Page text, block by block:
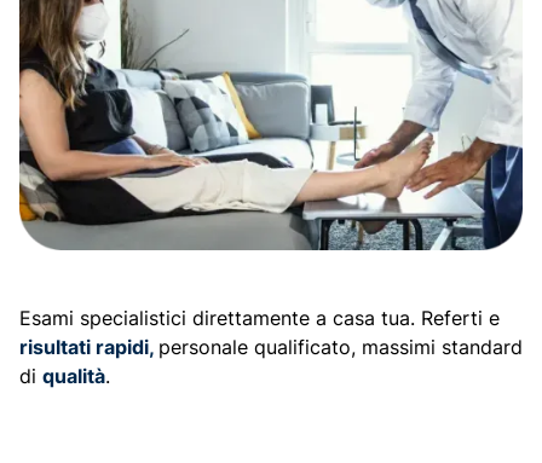
Esami specialistici direttamente a casa tua. Referti e
risultati rapidi, personale qualificato, massimi standard
di qualità.